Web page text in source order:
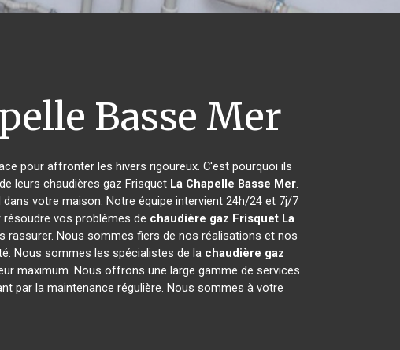
Basse Mer
pour affronter les hivers rigoureux. C'est pourquoi ils
leurs chaudières gaz Frisquet La Chapelle Basse Mer.
votre maison. Notre équipe intervient 24h/24 et 7j/7
vos problèmes de chaudière gaz Frisquet La
Nous sommes fiers de nos réalisations et nos
Nous sommes les spécialistes de la chaudière gaz
maximum. Nous offrons une large gamme de services
par la maintenance régulière. Nous sommes à votre